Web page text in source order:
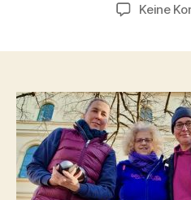
Keine